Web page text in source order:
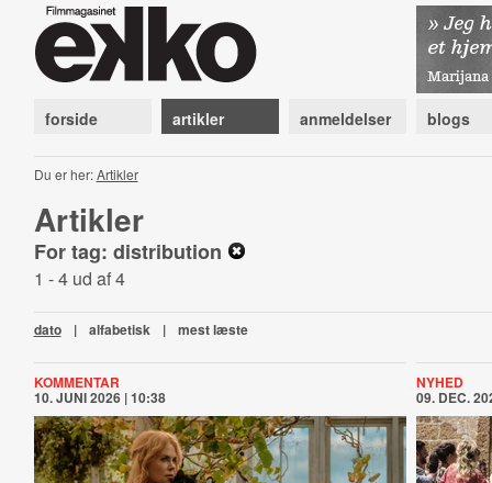
forside artikler anmeldelser blogs
Du er her:Artikler
Artikler
For tag: distribution
1 - 4 ud af 4
dato | alfabetisk | mest læste
KOMMENTAR
10. JUNI 2026 | 10:38
NYHED
09. DEC.